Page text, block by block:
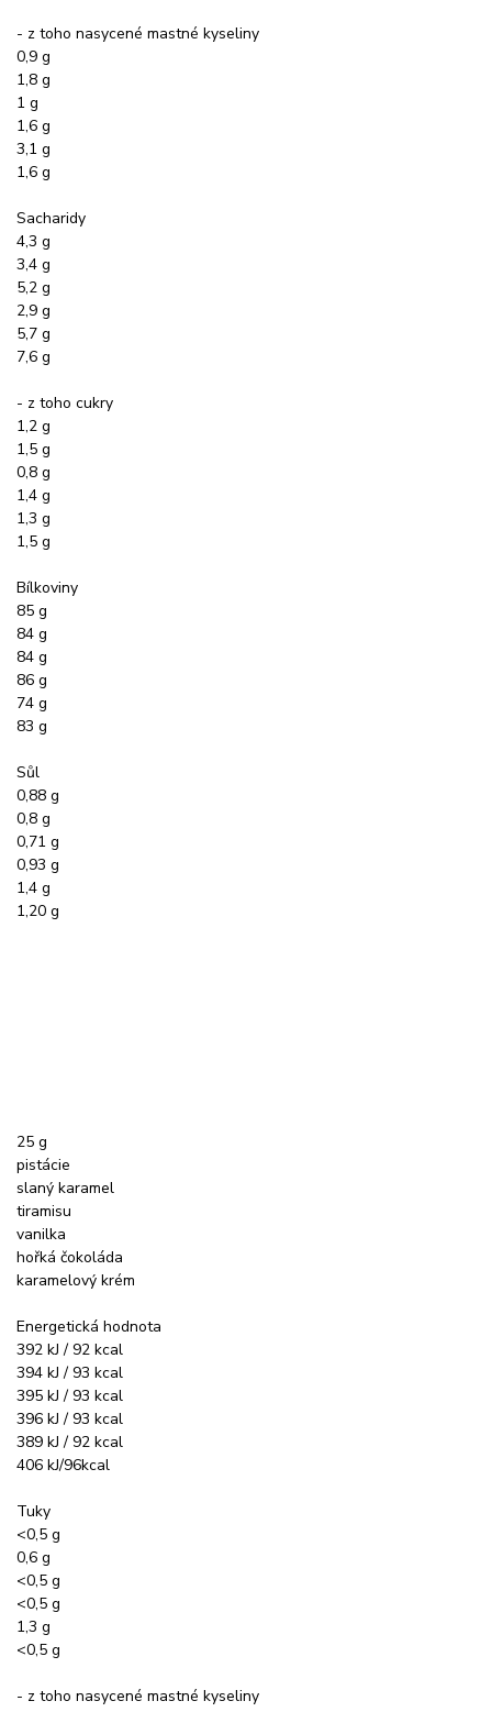
- z toho nasycené mastné kyseliny
0,9 g
1,8 g
1 g
1,6 g
3,1 g
1,6 g
Sacharidy
4,3 g
3,4 g
5,2 g
2,9 g
5,7 g
7,6 g
- z toho cukry
1,2 g
1,5 g
0,8 g
1,4 g
1,3 g
1,5 g
Bílkoviny
85 g
84 g
84 g
86 g
74 g
83 g
Sůl
0,88 g
0,8 g
0,71 g
0,93 g
1,4 g
1,20 g
25 g
pistácie
slaný karamel
tiramisu
vanilka
hořká čokoláda
karamelový krém
Energetická hodnota
392 kJ / 92 kcal
394 kJ / 93 kcal
395 kJ / 93 kcal
396 kJ / 93 kcal
389 kJ / 92 kcal
406 kJ/96kcal
Tuky
<0,5 g
0,6 g
<0,5 g
<0,5 g
1,3 g
<0,5 g
- z toho nasycené mastné kyseliny